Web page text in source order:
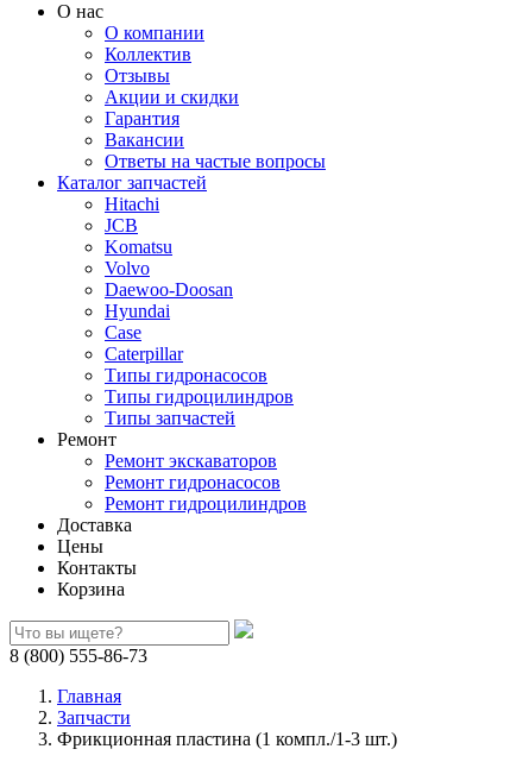
О нас
О компании
Коллектив
Отзывы
Акции и скидки
Гарантия
Вакансии
Ответы на частые вопросы
Каталог запчастей
Hitachi
JCB
Komatsu
Volvo
Daewoo-Doosan
Hyundai
Case
Caterpillar
Типы гидронасосов
Типы гидроцилиндров
Типы запчастей
Ремонт
Ремонт экскаваторов
Ремонт гидронасосов
Ремонт гидроцилиндров
Доставка
Цены
Контакты
Корзина
8 (800) 555-86-73
Главная
Запчасти
Фрикционная пластина (1 компл./1-3 шт.)